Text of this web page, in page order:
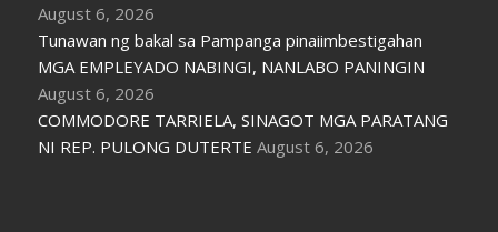
August 6, 2026
Tunawan ng bakal sa Pampanga pinaiimbestigahan
MGA EMPLEYADO NABINGI, NANLABO PANINGIN
August 6, 2026
COMMODORE TARRIELA, SINAGOT MGA PARATANG
NI REP. PULONG DUTERTE August 6, 2026